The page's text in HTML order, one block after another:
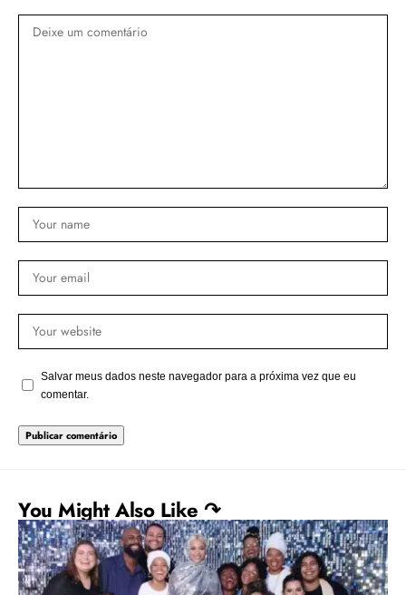
Salvar meus dados neste navegador para a próxima vez que eu
comentar.
You Might Also Like ↷